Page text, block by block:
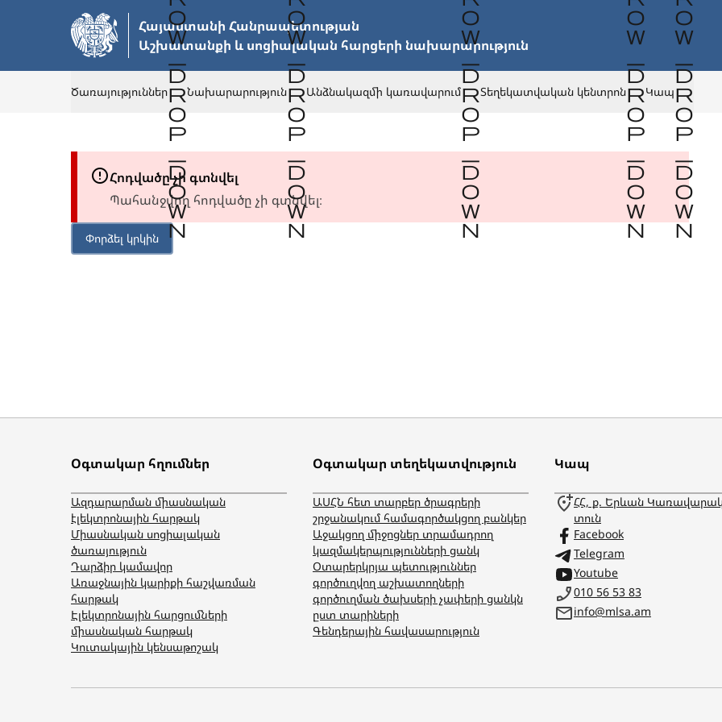
բովանդակությանը
Հայաստանի Հանրապետության
Աշխատանքի և սոցիալական հարցերի նախարարություն
Ծառայություններ Նախարարություն Անձնակազմի կառավարում Տեղեկատվական կենտրոն Կապ
Հոդվածը չի գտնվել
Պահանջվող հոդվածը չի գտնվել։
Փորձել կրկին
Օգտակար հղումներ
Ազդարարման միասնական
էլեկտրոնային հարթակ
Միասնական սոցիալական
ծառայություն
Դարձիր կամավոր
Առաջնային կարիքի հաշվառման
հարթակ
Էլեկտրոնային հարցումների
միասնական հարթակ
Կուտակային կենսաթոշակ
Օգտակար տեղեկատվություն
ԱՍՀՆ հետ տարբեր ծրագրերի
շրջանակում համագործակցող բանկեր
Աջակցող միջոցներ տրամադրող
կազմակերպությունների ցանկ
Օտարերկրյա պետություններ
գործուղվող աշխատողների
գործուղման ծախսերի չափերի ցանկն
ըստ տարիների
Գենդերային հավասարություն
Կապ
ՀՀ, ք. Երևան
տուն
Facebook
Telegram
Youtube
010 56 53 83
info@mlsa.am